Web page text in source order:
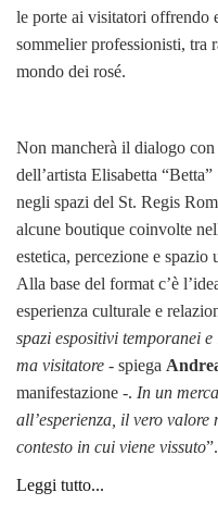
le porte ai visitatori offrendo
sommelier professionisti, tra
mondo dei rosé.
Non mancherà il dialogo con
dell’artista Elisabetta
negli spazi del St. Regis
alcune boutique coinvolte
estetica, percezione e spazio
Alla base del format c’è
esperienza culturale e
spazi espositivi temporanei
ma visitatore - spiega
manifestazione -. In un
all’esperienza, il vero
contesto in cui viene vissuto”.
Leggi tutto...